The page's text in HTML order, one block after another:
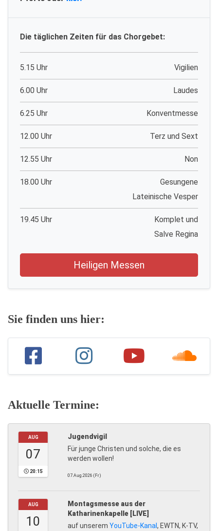
Die täglichen Zeiten für das Chorgebet:
5.15 Uhr Vigilien
6.00 Uhr Laudes
6.25 Uhr Konventmesse
12.00 Uhr Terz und Sext
12.55 Uhr Non
18.00 Uhr
Gesungene
Lateinische Vesper
19.45 Uhr
Komplet und
Salve Regina
Heiligen Messen
Sie finden uns hier:
Aktuelle Termine:
AUG
07
20:15
Jugendvigil
Für junge Christen und solche, die es
werden wollen!
07.Aug.2026 (Fr)
AUG
10
Montagsmesse aus der
Katharinenkapelle [LIVE]
auf unserem YouTube-Kanal, EWTN, K-TV,